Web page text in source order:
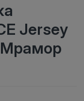
Jersey
Мрамор